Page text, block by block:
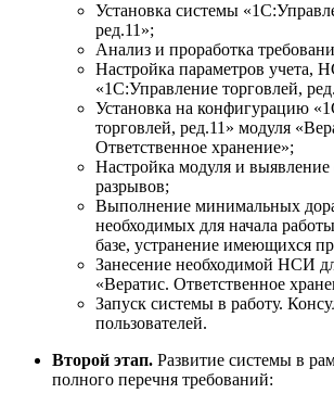
Установка системы
ред.11»;
Анализ и проработка
Настройка параметров учета,
«1С:Управление торговлей,
Установка на конфигурацию
торговлей, ред.11» модуля
Ответственное хранение»;
Настройка модуля и
разрывов;
Выполнение минимальных
необходимых для начала
базе, устранение имеющихся
Занесение необходимой НСИ
«Вератис. Ответственное
Запуск системы в работу.
пользователей.
Второй этап. Развитие системы в
полного перечня требований: